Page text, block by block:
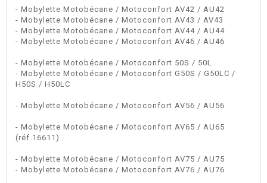
- Mobylette Motobécane / Motoconfort AV42 / AU42
- Mobylette Motobécane / Motoconfort AV43 / AV43
- Mobylette Motobécane / Motoconfort AV44 / AU44
- Mobylette Motobécane / Motoconfort AV46 / AU46
- Mobylette Motobécane / Motoconfort 50S / 50L
- Mobylette Motobécane / Motoconfort G50S / G50LC /
H50S / H50LC
- Mobylette Motobécane / Motoconfort AV56 / AU56
- Mobylette Motobécane / Motoconfort AV65 / AU65
(réf.16611)
- Mobylette Motobécane / Motoconfort AV75 / AU75
- Mobylette Motobécane / Motoconfort AV76 / AU76